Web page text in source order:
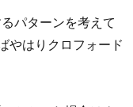
パターンを考えて
やはりクロフォード